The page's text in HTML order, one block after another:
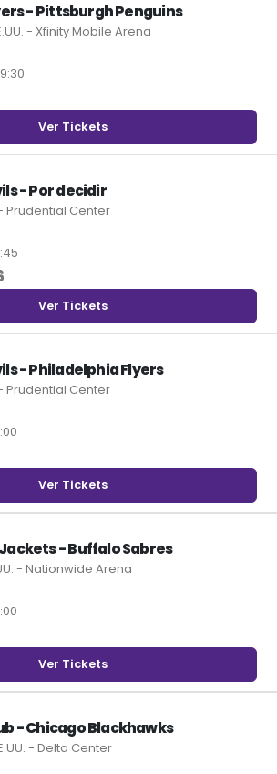
- Pittsburgh Penguins
- Xfinity Mobile Arena
Ver Tickets
- Por decidir
- Prudential Center
Ver Tickets
- Philadelphia Flyers
- Prudential Center
Ver Tickets
- Buffalo Sabres
- Nationwide Arena
Ver Tickets
- Chicago Blackhawks
- Delta Center